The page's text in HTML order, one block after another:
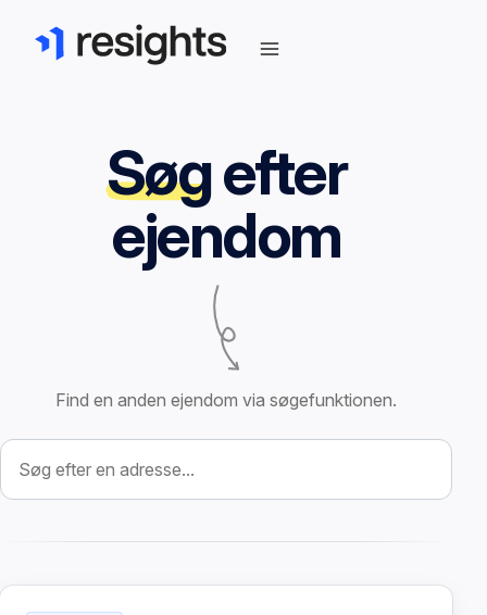
Søgefter
ejendom
Find en anden ejendom via søgefunktionen.
Søg efter ejendom